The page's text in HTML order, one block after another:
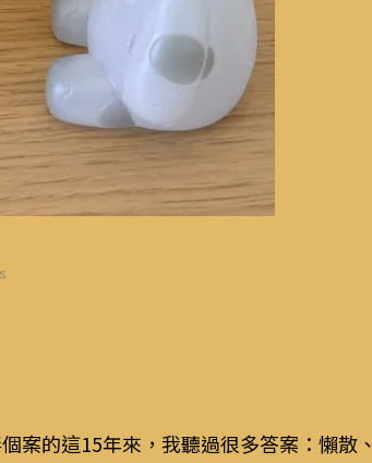
案的這15年來，我聽過很多答案：懶散、